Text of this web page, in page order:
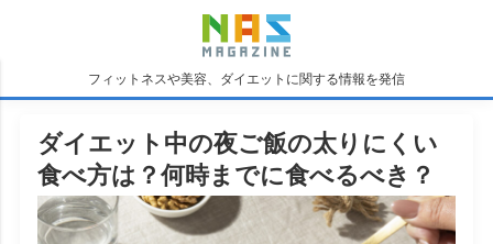
フィットネスや美容、ダイエットに関する情報を発信
ダイエット中の夜ご飯の太りにくい
食べ方は？何時までに食べるべき？